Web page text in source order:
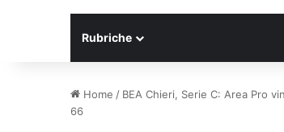
Rubriche
Home / BEA Chieri, Serie C: Area Pro
66